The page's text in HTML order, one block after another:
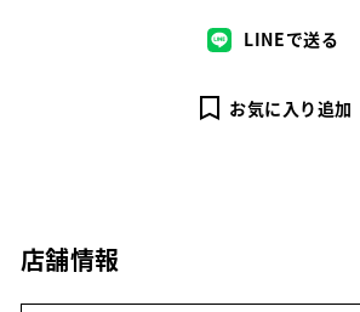
LINEで送る
お気に入り追加
店舗情報